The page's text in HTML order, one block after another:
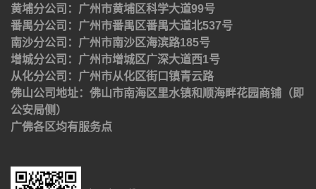
黄埔分公司：广州市黄埔区科学大道99号
番禺分公司：广州市番禺区番禺大道北537号
南沙分公司：广州市南沙区海滨路185号
增城分公司：广州市增城区广深大道西1号
从化分公司：广州市从化区街口镇青云路
佛山公司地址：佛山市南海区里水镇和顺海畔花园商铺（即
公安局侧）
广佛各区均有服务点